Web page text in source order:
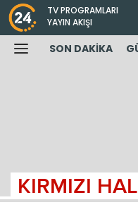
TV PROGRAMLARI
YAYIN AKIŞI
SON DAKİKA
KIRMIZI